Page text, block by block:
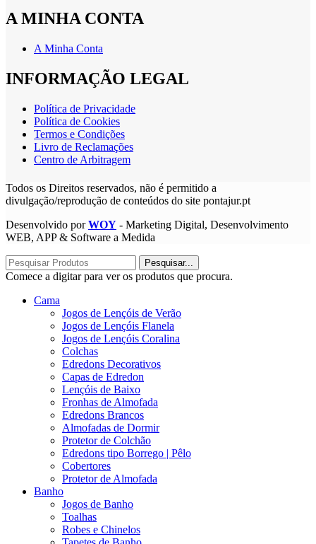
A MINHA CONTA
A Minha Conta
INFORMAÇÃO LEGAL
Política de Privacidade
Política de Cookies
Termos e Condições
Livro de Reclamações
Centro de Arbitragem
Todos os Direitos reservados, não é permitido a
divulgação/reprodução de conteúdos do site pontajur.pt
Desenvolvido porWOY - Marketing Digital, Desenvolvimento
WEB, APP & Software a Medida
Pesquisar...
Comece a digitar para ver os produtos que procura.
Cama
Jogos de Lençóis de Verão
Jogos de Lençóis Flanela
Jogos de Lençóis Coralina
Colchas
Edredons Decorativos
Capas de Edredon
Lençóis de Baixo
Fronhas de Almofada
Edredons Brancos
Almofadas de Dormir
Protetor de Colchão
Edredons tipo Borrego | Pêlo
Cobertores
Protetor de Almofada
Banho
Jogos de Banho
Toalhas
Robes e Chinelos